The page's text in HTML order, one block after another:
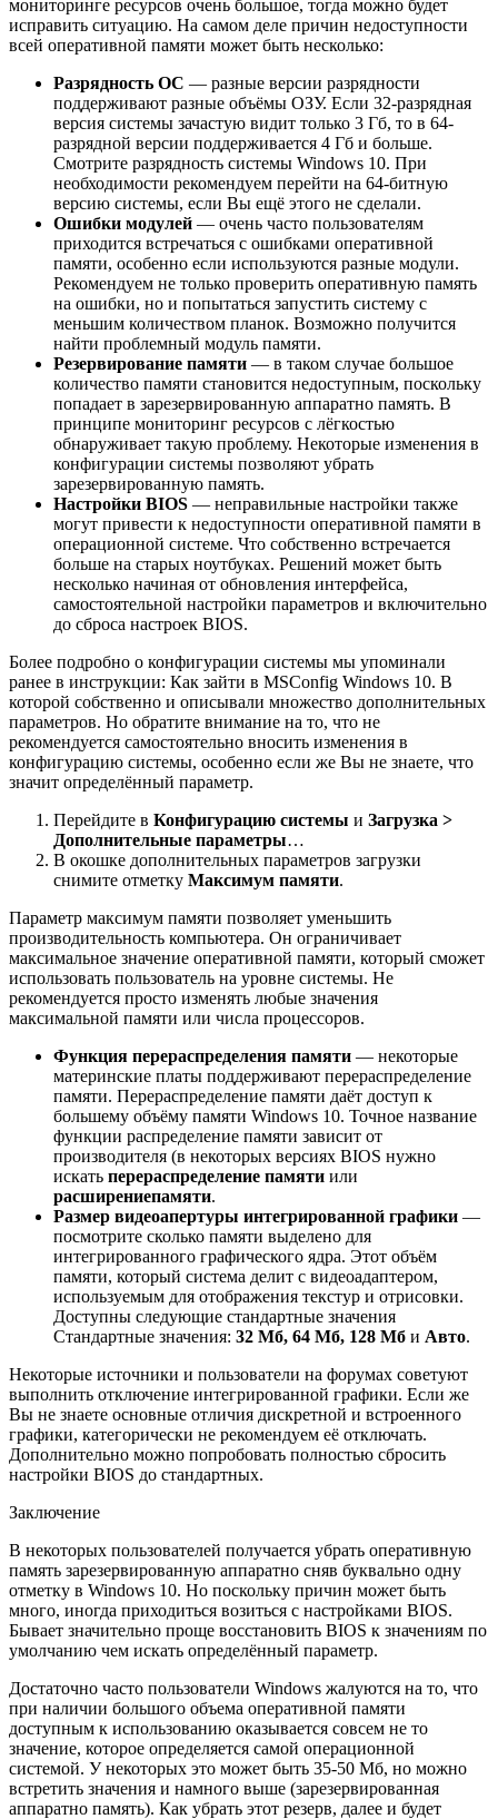
мониторинге ресурсов очень большое, тогда можно будет
исправить ситуацию. На самом деле причин недоступности
всей оперативной памяти может быть несколько:
Разрядность ОС — разные версии разрядности
поддерживают разные объёмы ОЗУ. Если 32-разрядная
версия системы зачастую видит только 3 Гб, то в 64-
разрядной версии поддерживается 4 Гб и больше.
Смотрите разрядность системы Windows 10. При
необходимости рекомендуем перейти на 64-битную
версию системы, если Вы ещё этого не сделали.
Ошибки модулей — очень часто пользователям
приходится встречаться с ошибками оперативной
памяти, особенно если используются разные модули.
Рекомендуем не только проверить оперативную память
на ошибки, но и попытаться запустить систему с
меньшим количеством планок. Возможно получится
найти проблемный модуль памяти.
Резервирование памяти — в таком случае большое
количество памяти становится недоступным, поскольку
попадает в зарезервированную аппаратно память. В
принципе мониторинг ресурсов с лёгкостью
обнаруживает такую проблему. Некоторые изменения в
конфигурации системы позволяют убрать
зарезервированную память.
Настройки BIOS — неправильные настройки также
могут привести к недоступности оперативной памяти в
операционной системе. Что собственно встречается
больше на старых ноутбуках. Решений может быть
несколько начиная от обновления интерфейса,
самостоятельной настройки параметров и включительно
до сброса настроек BIOS.
Более подробно о конфигурации системы мы упоминали
ранее в инструкции: Как зайти в MSConfig Windows 10. В
которой собственно и описывали множество дополнительных
параметров. Но обратите внимание на то, что не
рекомендуется самостоятельно вносить изменения в
конфигурацию системы, особенно если же Вы не знаете, что
значит определённый параметр.
Перейдите в Конфигурацию системы и Загрузка >
Дополнительные параметры…
В окошке дополнительных параметров загрузки
снимите отметку Максимум памяти.
Параметр максимум памяти позволяет уменьшить
производительность компьютера. Он ограничивает
максимальное значение оперативной памяти, который сможет
использовать пользователь на уровне системы. Не
рекомендуется просто изменять любые значения
максимальной памяти или числа процессоров.
Функция перераспределения памяти — некоторые
материнские платы поддерживают перераспределение
памяти. Перераспределение памяти даёт доступ к
большему объёму памяти Windows 10. Точное название
функции распределение памяти зависит от
производителя (в некоторых версиях BIOS нужно
искать перераспределение памяти или
расширениепамяти.
Размер видеоапертуры интегрированной графики —
посмотрите сколько памяти выделено для
интегрированного графического ядра. Этот объём
памяти, который система делит с видеоадаптером,
используемым для отображения текстур и отрисовки.
Доступны следующие стандартные значения
Стандартные значения: 32 Мб, 64 Мб, 128 Мб и Авто.
Некоторые источники и пользователи на форумах советуют
выполнить отключение интегрированной графики. Если же
Вы не знаете основные отличия дискретной и встроенного
графики, категорически не рекомендуем её отключать.
Дополнительно можно попробовать полностью сбросить
настройки BIOS до стандартных.
Заключение
В некоторых пользователей получается убрать оперативную
память зарезервированную аппаратно сняв буквально одну
отметку в Windows 10. Но поскольку причин может быть
много, иногда приходиться возиться с настройками BIOS.
Бывает значительно проще восстановить BIOS к значениям по
умолчанию чем искать определённый параметр.
Достаточно часто пользователи Windows жалуются на то, что
при наличии большого объема оперативной памяти
доступным к использованию оказывается совсем не то
значение, которое определяется самой операционной
системой. У некоторых это может быть 35-50 Мб, но можно
встретить значения и намного выше (зарезервированная
аппаратно память). Как убрать этот резерв, далее и будет